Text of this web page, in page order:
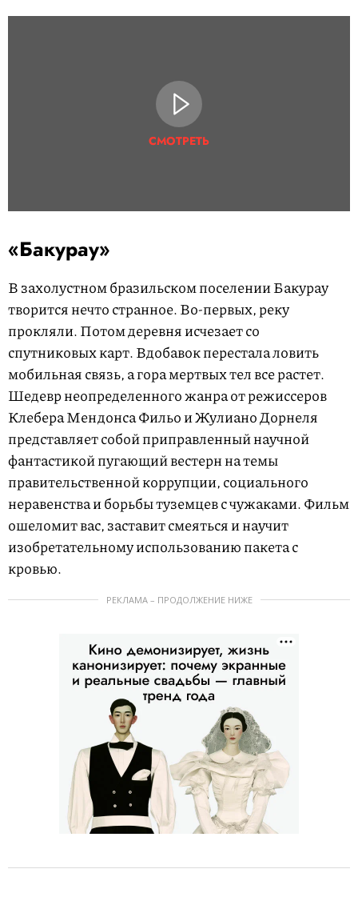
СМОТРЕТЬ
«Бакурау»
В захолустном бразильском поселении Бакурау
творится нечто странное. Во-первых, реку
прокляли. Потом деревня исчезает со
спутниковых карт. Вдобавок перестала ловить
мобильная связь, а гора мертвых тел все растет.
Шедевр неопределенного жанра от режиссеров
Клебера Мендонса Фильо и Жулиано Дорнеля
представляет собой приправленный научной
фантастикой пугающий вестерн на темы
правительственной коррупции, социального
неравенства и борьбы туземцев с чужаками. Фильм
ошеломит вас, заставит смеяться и научит
изобретательному использованию пакета с
кровью.
РЕКЛАМА – ПРОДОЛЖЕНИЕ НИЖЕ